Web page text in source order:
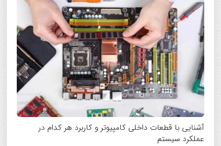
آشنایی با قطعات داخلی کامپیوتر و کاربرد هر کدام در
عملکرد سیستم